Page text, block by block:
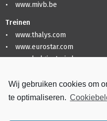
www.mivb.be
Treinen
www.thalys.com
www.eurostar.com
www.belgiantrain.be
www.brusselsairport.be
www.charleroi-airport.com
Wij gebruiken cookies om
te optimaliseren.